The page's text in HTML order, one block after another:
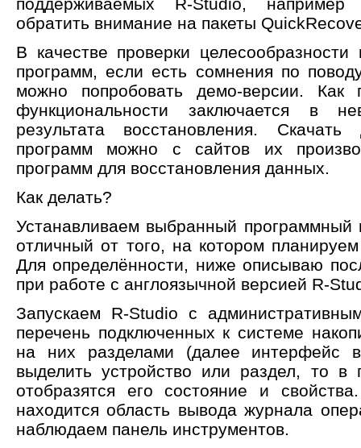
обратить внимание на пакеты
В качестве проверки
программ, если есть сомнения по
можно попробовать демо-версии. Как
функциональности заключается в
результата восстановления.
программ можно с сайтов их
программ для восстановления данных.
Как делать?
Устанавливаем выбранный программный
отличный от того, на котором
Для определённости, ниже описываю
при работе с англоязычной версией R-
Запускаем R-Studio с
перечень подключенных к системе
на них разделами (далее интерфейс
выделить устройство или раздел, то в
отобразятся его состояние и
находится область вывода журнала
наблюдаем панель инструментов.